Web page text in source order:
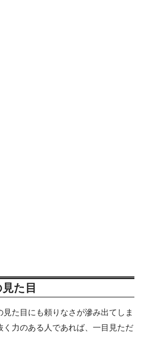
た目
た目にも頼りなさが滲み出てしま
く力のある人であれば、一目見ただ